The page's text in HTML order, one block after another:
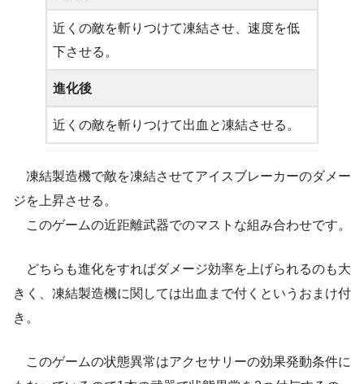
近くの敵を斬りつけて凍結させ、速度を低
下させる。
進化後
近くの敵を斬りつけて出血と凍結させる。
凍結製造機で敵を凍結させてアイスブレーカーのダメー
ジを上昇させる。
このゲームの近距離武器でのマストな組み合わせです。
どちらも進化をすればダメージ効率を上げられるのも大
きく、凍結製造機に関しては出血まで付くというおまけ付
き。
このゲームの状態異常はアクセサリーの効果発動条件に